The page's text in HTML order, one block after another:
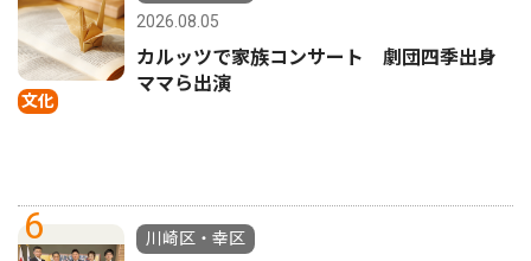
文化
2026.08.05
カルッツで家族コンサート 劇団四季出身
ママら出演
6
川崎区・幸区